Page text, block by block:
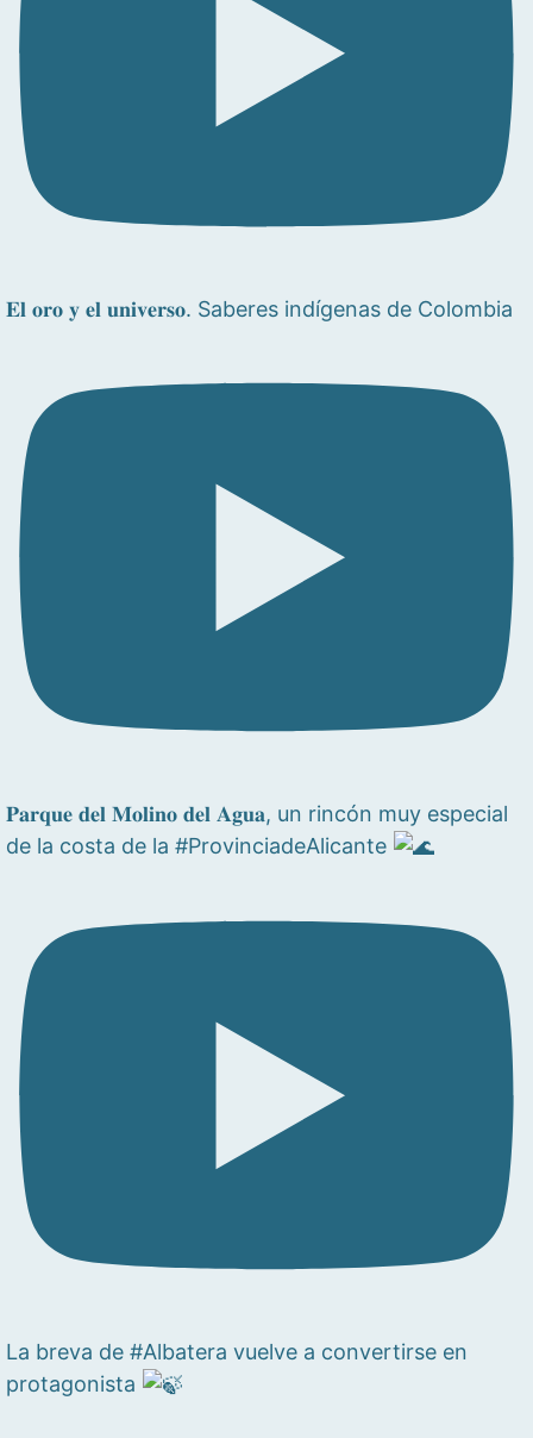
𝐄𝐥 𝐨𝐫𝐨 𝐲 𝐞𝐥 𝐮𝐧𝐢𝐯𝐞𝐫𝐬𝐨. Saberes indígenas de Colombia
𝐏𝐚𝐫𝐪𝐮𝐞 𝐝𝐞𝐥 𝐌𝐨𝐥𝐢𝐧𝐨 𝐝𝐞𝐥 𝐀𝐠𝐮𝐚, un rincón muy especial
de la costa de la #ProvinciadeAlicante
La breva de #Albatera vuelve a convertirse en
protagonista